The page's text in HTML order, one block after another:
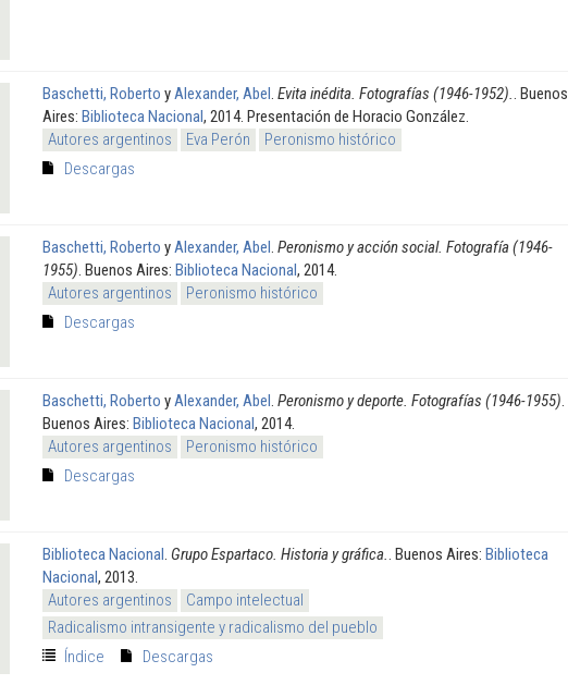
Baschetti, Roberto yAlexander, Abel. Evita inédita. Fotografías (1946-1952).. Buenos
Aires: Biblioteca Nacional, 2014. Presentación de Horacio González.
Autores argentinos
Eva Perón
Peronismo histórico
Descargas
Baschetti, Roberto yAlexander, Abel. Peronismo y acción social. Fotografía (1946-
1955). Buenos Aires: Biblioteca Nacional, 2014.
Autores argentinos
Peronismo histórico
Descargas
Baschetti, Roberto yAlexander, Abel. Peronismo y deporte. Fotografías (1946-1955).
Buenos Aires: Biblioteca Nacional, 2014.
Autores argentinos
Peronismo histórico
Descargas
Biblioteca Nacional. Grupo Espartaco. Historia y gráfica.. Buenos Aires: Biblioteca
Nacional, 2013.
Autores argentinos
Campo intelectual
Radicalismo intransigente y radicalismo del pueblo
Índice
Descargas